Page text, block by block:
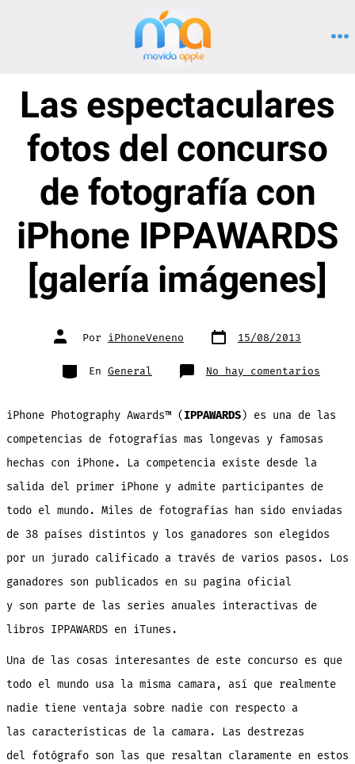
Las espectaculares
fotos del concurso
de fotografía con
iPhone IPPAWARDS
[galería imágenes]
Autor
de Por iPhoneVeneno Fecha
de 15/08/2013
Categorías
En General No hay comentarios
Las
del
con
iPhone Photography Awards™ (IPPAWARDS) es una de las
competencias de fotografías mas longevas y famosas
hechas con iPhone. La competencia existe desde la
salida del primer iPhone y admite participantes de
todo el mundo. Miles de fotografías han sido enviadas
de 38 países distintos y los ganadores son elegidos
por un jurado calificado a través de varios pasos. Los
ganadores son publicados en su pagina oficial
y son parte de las series anuales interactivas de
libros IPPAWARDS en iTunes.
Una de las cosas interesantes de este concurso es que
todo el mundo usa la misma camara, así que realmente
nadie tiene ventaja sobre nadie con respecto a
las características de la camara. Las destrezas
del fotógrafo son las que resaltan claramente en estos